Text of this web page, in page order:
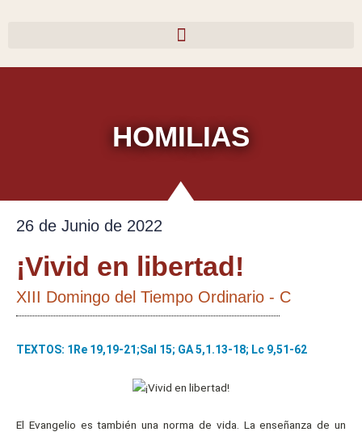
HOMILIAS
26 de Junio de 2022
¡Vivid en libertad!
XIII Domingo del Tiempo Ordinario - C
TEXTOS: 1Re 19,19-21;Sal 15; GA 5,1.13-18; Lc 9,51-62
El Evangelio es también una norma de vida. La enseñanza de un